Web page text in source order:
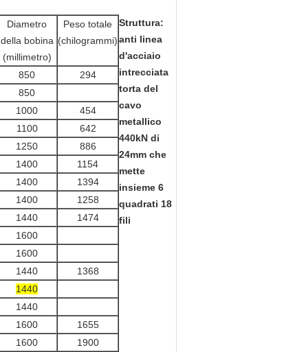
Diametro
della bobina
(millimetro)
Peso totale
(chilogrammi)
850
294
850
1000
454
1100
642
1250
886
1400
1154
1400
1394
1400
1258
1440
1474
1600
1600
1440
1368
1440
1440
1600
1655
1600 1900
Struttura:
anti linea
d'acciaio
intrecciata
torta del
cavo
metallico
440kN di
24mm che
mette
insieme 6
quadrati 18
fili